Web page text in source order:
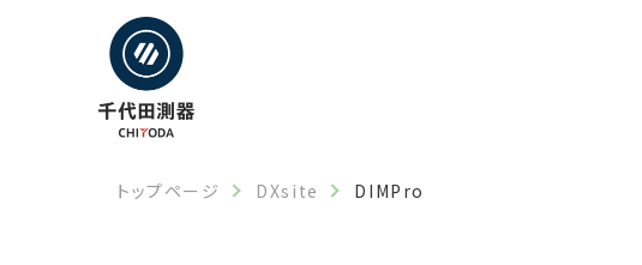
トップページ DXsite DIMPro